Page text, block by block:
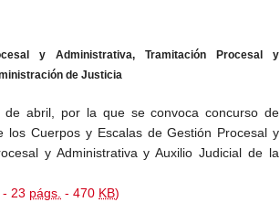
y Administrativa, Tramitación Procesal y
de Justicia
de abril, por la que se convoca concurso de
los Cuerpos y Escalas de Gestión Procesal y
y Administrativa y Auxilio Judicial de la
- 23 págs. - 470 KB)